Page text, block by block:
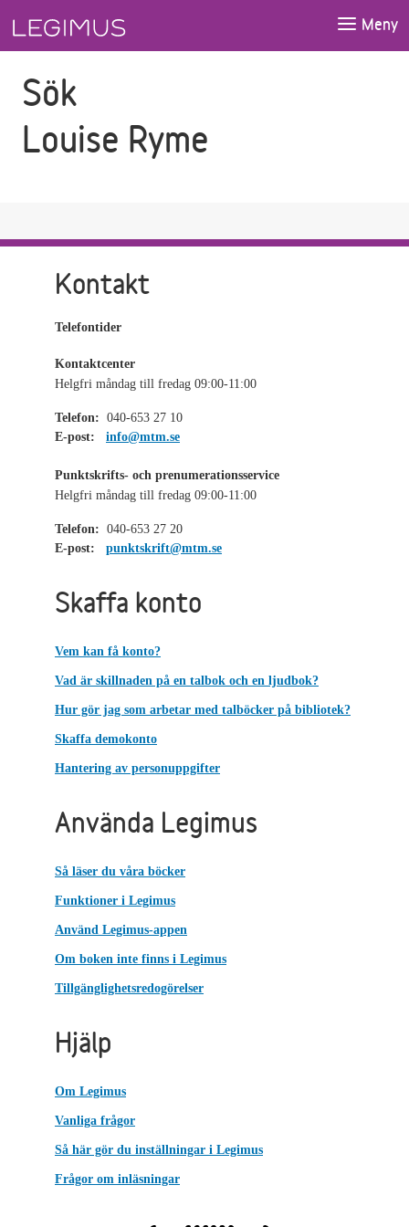
Meny
Sök
Louise Ryme
Kontakt
Telefontider
Kontaktcenter
Helgfri måndag till fredag 09:00-11:00
Telefon: 040-653 27 10
E-post:
info@mtm.se
Punktskrifts- och prenumerationsservice
Helgfri måndag till fredag 09:00-11:00
Telefon: 040-653 27 20
E-post:
punktskrift@mtm.se
Skaffa konto
Vem kan få konto?
Vad är skillnaden på en talbok och en ljudbok?
Hur gör jag som arbetar med talböcker på bibliotek?
Skaffa demokonto
Hantering av personuppgifter
Använda Legimus
Så läser du våra böcker
Funktioner i Legimus
Använd Legimus-appen
Om boken inte finns i Legimus
Tillgänglighetsredogörelser
Hjälp
Om Legimus
Vanliga frågor
Så här gör du inställningar i Legimus
Frågor om inläsningar